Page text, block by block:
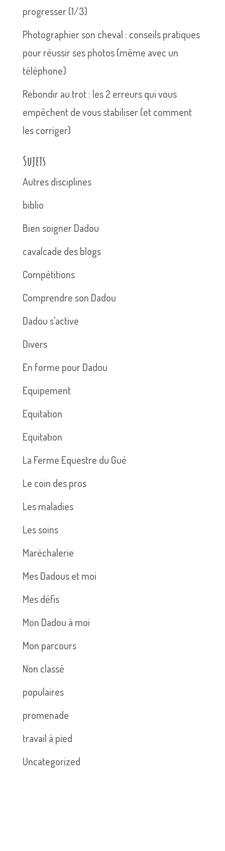
progresser (1/3)
Photographier son cheval : conseils pratiques
pour réussir ses photos (même avec un
téléphone)
Rebondir au trot : les 2 erreurs qui vous
empêchent de vous stabiliser (et comment
les corriger)
Sujets
Autres disciplines
biblio
Bien soigner Dadou
cavalcade des blogs
Compétitions
Comprendre son Dadou
Dadou s'active
Divers
En forme pour Dadou
Equipement
Equitation
Equitation
La Ferme Equestre du Gué
Le coin des pros
Les maladies
Les soins
Maréchalerie
Mes Dadous et moi
Mes défis
Mon Dadou à moi
Mon parcours
Non classé
populaires
promenade
travail à pied
Uncategorized